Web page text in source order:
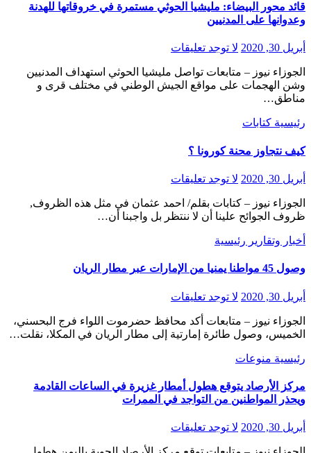
قائد محور البيضاء: مليشيا الحوثي مستمرة في خروقاتها للهدنة
وعدوانها على المدنيين
أبريل 30, 2020 لا توجد تعليقات
وشن الهجمات على مواقع الجيش الوطني في مختلف قرى و
مناطق…
رئيسية كتابات
كيف نتجاوز محنة كورونا ؟
أبريل 30, 2020 لا توجد تعليقات
ظروف الجوائح علينا أن لا ننتظر بل واجبنا أن…
أخبار وتقارير رئيسية
وصول 45 مواطنا يمنيا من الإمارات عبر مطار الريان
أبريل 30, 2020 لا توجد تعليقات
الخميس، وصول طائرة إمارتية إلى مطار الريان في المكلا، نقلت…
رئيسية منوعات
مركز الأرصاد يتوقع هطول أمطار غزيرة في الساعات القادمة
ويحذر المواطنين من التواجد في الممرات
أبريل 30, 2020 لا توجد تعليقات